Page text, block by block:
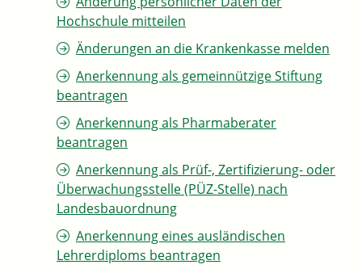
Hochschule mitteilen
Änderungen an die Krankenkasse melden
Anerkennung als gemeinnützige Stiftung
beantragen
Anerkennung als Pharmaberater
beantragen
Anerkennung als Prüf-, Zertifizierung- oder
Überwachungsstelle (PÜZ-Stelle) nach
Landesbauordnung
Anerkennung eines ausländischen
Lehrerdiploms beantragen